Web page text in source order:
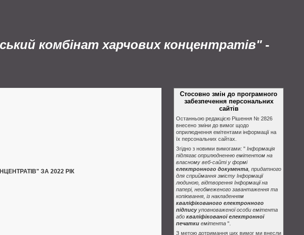
комбінат харчових концентратів"-
ЗА 2022 РІК
Стосовно змін до програмного
забезпечення персональних
сайтів
Останньою редакцією Рішення № 2826
внесено зміни до вимог щодо
оприлюднення емітентами інформації на
їх персональних сайтах.
Згідно з новими вимогами: " Інформація
підлягає оприлюдненню емітентом на
власному веб-сайті у формі
електронного документа , придатного
для сприймання змісту Інформації
людиною, відтворення Інформації на
папері, необмеженого завантаження та
копіювання, із накладенням
кваліфікованого електронного
підписууповноваженої особи емітента
або кваліфікованої електронної
печатки емітента ".
З метою дотримання цих вимог ми внесли